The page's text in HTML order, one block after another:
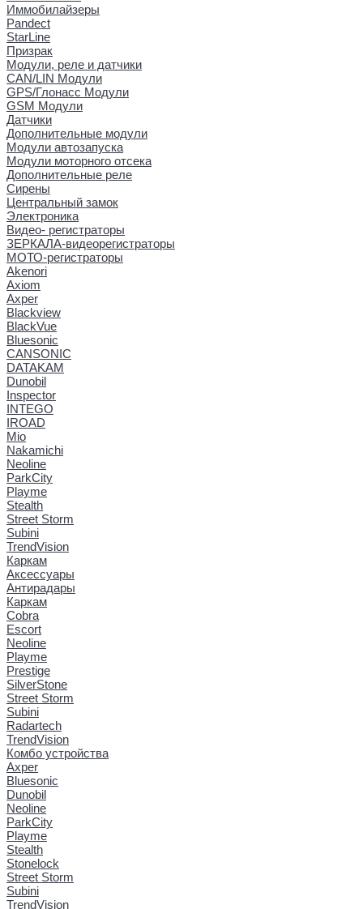
Иммобилайзеры
Pandect
StarLine
Призрак
Модули, реле и датчики
CAN/LIN Модули
GPS/Глонасс Модули
GSM Модули
Датчики
Дополнительные модули
Модули автозапуска
Модули моторного отсека
Дополнительные реле
Сирены
Центральный замок
Электроника
Видео- регистраторы
ЗЕРКАЛА-видеорегистраторы
МОТО-регистраторы
Akenori
Axiom
Axper
Blackview
BlackVue
Bluesonic
CANSONIC
DATAKAM
Dunobil
Inspector
INTEGO
IROAD
Mio
Nakamichi
Neoline
ParkCity
Playme
Stealth
Street Storm
Subini
TrendVision
Каркам
Аксессуары
Антирадары
Каркам
Cobra
Escort
Neoline
Playme
Prestige
SilverStone
Street Storm
Subini
Radartech
TrendVision
Комбо устройства
Axper
Bluesonic
Dunobil
Neoline
ParkCity
Playme
Stealth
Stonelock
Street Storm
Subini
TrendVision